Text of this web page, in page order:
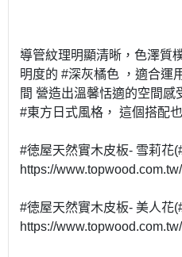
導管紋理明顯清晰，色澤質
明度的 #深灰橘色 ，適合運
間 營造出溫馨恬適的空間
#東方日式風格， 這個搭配
#徳屋天然實木皮板- 雪莉花
https://
#徳屋天然實木皮板- 美人花
https://